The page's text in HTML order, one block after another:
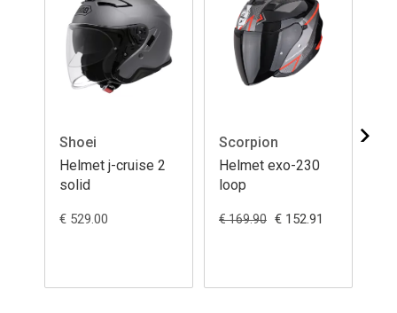
Shoei
Helmet j-cruise 2
solid
€ 529.00
Scorpion
Helmet exo-230
loop
€ 169.90 € 152.91